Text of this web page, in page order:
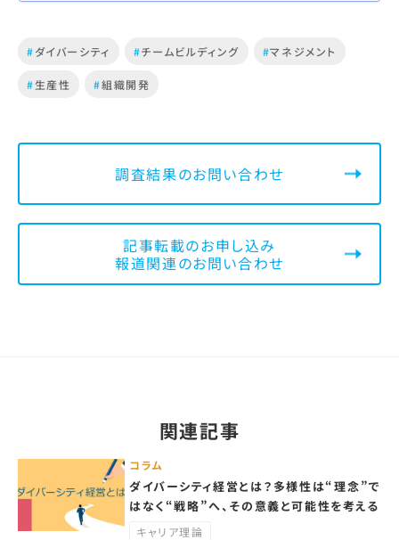
#ダイバーシティ #チームビルディング #マネジメント
#生産性 #組織開発
調査結果のお問い合わせ
記事転載のお申し込み
報道関連のお問い合わせ
関連記事
コラム
ダイバーシティ経営とは？多様性は“理念”で
はなく“戦略”へ、その意義と可能性を考える
キャリア理論